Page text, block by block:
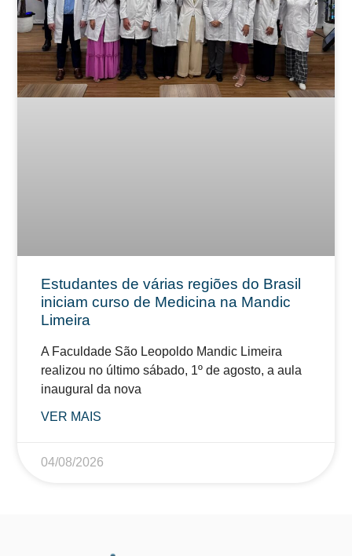
Estudantes de várias regiões do Brasil
iniciam curso de Medicina na Mandic
Limeira
A Faculdade São Leopoldo Mandic Limeira
realizou no último sábado, 1º de agosto, a aula
inaugural da nova
VER MAIS
04/08/2026